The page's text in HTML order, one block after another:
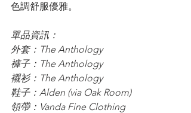
色調舒服優雅。
單品資訊：
外套：The Anthology
褲子：The Anthology
襯衫：The Anthology
鞋子：Alden (via Oak Room)
領帶：Vanda Fine Clothing